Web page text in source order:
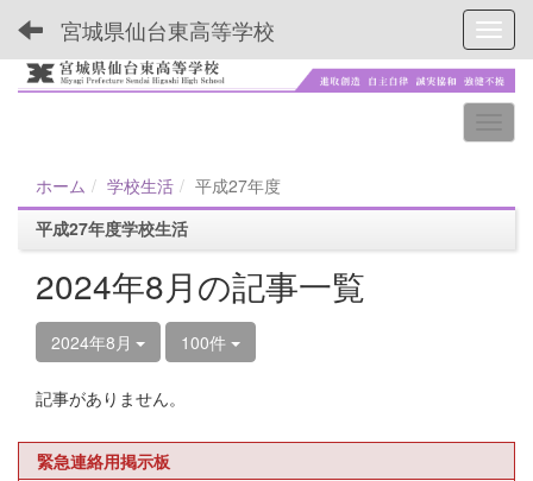
宮城県仙台東高等学校
ホーム 学校生活
平成27年度
平成27年度学校生活
2024年8月の記事一覧
2024年8月 100件
記事がありません。
緊急連絡用掲示板